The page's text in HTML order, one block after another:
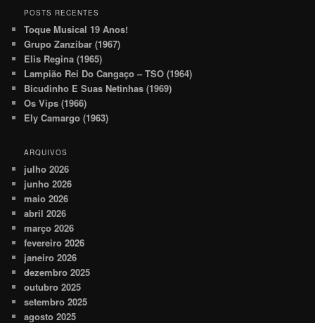
POSTS RECENTES
Toque Musical 19 Anos!
Grupo Zanzibar (1967)
Elis Regina (1965)
Lampião Rei Do Cangaço – TSO (1964)
Bicudinho E Suas Netinhas (1969)
Os Vips (1966)
Ely Camargo (1963)
ARQUIVOS
julho 2026
junho 2026
maio 2026
abril 2026
março 2026
fevereiro 2026
janeiro 2026
dezembro 2025
outubro 2025
setembro 2025
agosto 2025